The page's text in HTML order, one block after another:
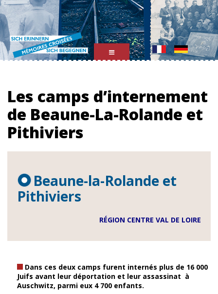
Mémoires
Croisées
Les camps d’internement
de Beaune-La-Rolande et
Pithiviers
Beaune-la-Rolande et
Pithiviers
RÉGION CENTRE VAL DE LOIRE
Dans ces deux camps furent internés plus de 16 000
Juifs avant leur déportation et leur assassinat à
Auschwitz, parmi eux 4 700 enfants.